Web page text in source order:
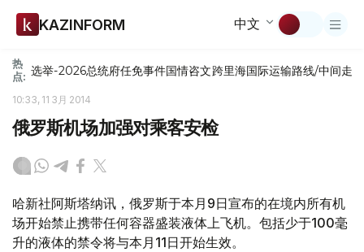
KAZINFORM 中文
热
点: 选举-2026总统府任免事件国情咨文跨里海国际运输路线/中间走廊
10:33, 11 3月 2014
俄罗斯机场加强对乘客安检
哈新社阿斯塔纳讯，俄罗斯于本月9日宣布的在境内所有机
场开始禁止携带任何容器盛装液体上飞机。包括少于100毫
升的液体的禁令将与本月11日开始生效。